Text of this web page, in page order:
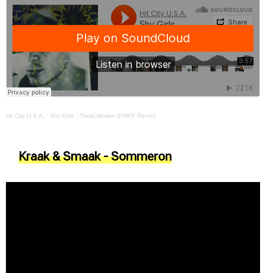
Hit City U.S.A. · Shy Girls - Trivial Motion (PREP Remix)
Kraak & Smaak - Sommeron